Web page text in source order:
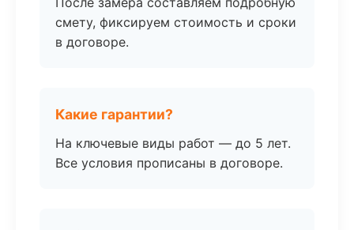
смету, фиксируем стоимость и сроки
в договоре.
Какие гарантии?
На ключевые виды работ — до 5 лет.
Все условия прописаны в договоре.